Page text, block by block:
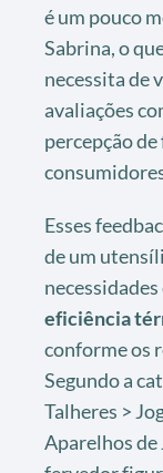
é um pouco
Sabrina, o
necessita de
avaliações
percepção
Esses
de um
eficiência
conforme os
Segundo a
Talheres >
Aparelhos de